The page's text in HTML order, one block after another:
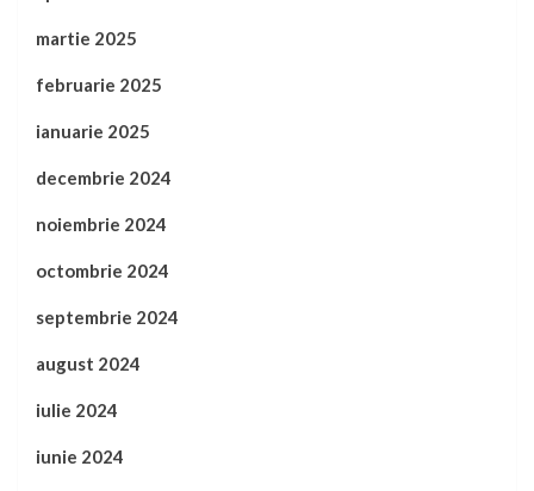
martie 2025
februarie 2025
ianuarie 2025
decembrie 2024
noiembrie 2024
octombrie 2024
septembrie 2024
august 2024
iulie 2024
iunie 2024